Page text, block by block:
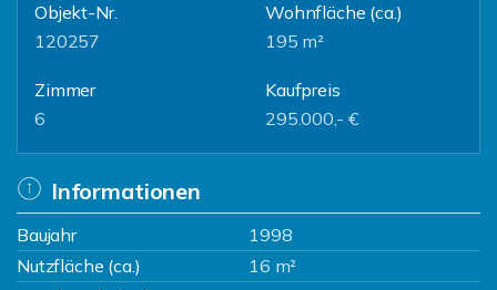
Objekt-Nr.
120257
Wohnfläche (ca.)
195 m²
Zimmer
6
Kaufpreis
295.000,- €
Informationen
Baujahr
1998
Nutzfläche (ca.)
16 m²